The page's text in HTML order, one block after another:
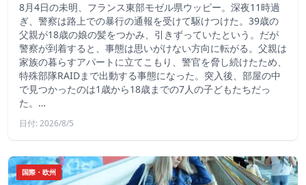
8月4日の未明、フランス東部モゼル県ウッピー。深夜11時過
ぎ、警察は路上での暴行の通報を受けて駆けつけた。39歳の
父親が18歳の娘の髪をつかみ、引きずっていたという。だが
警察が到着すると、事態は思いがけない方向に転がる。父親は
家族の暮らすアパートに立てこもり、警官を脅し続けたため、
特殊部隊RAIDまで出動する事態になった。突入後、部屋の中
で見つかったのは1歳から18歳までの7人の子どもたちだっ
た。…
日付: 2026/8/5
国際・欧州